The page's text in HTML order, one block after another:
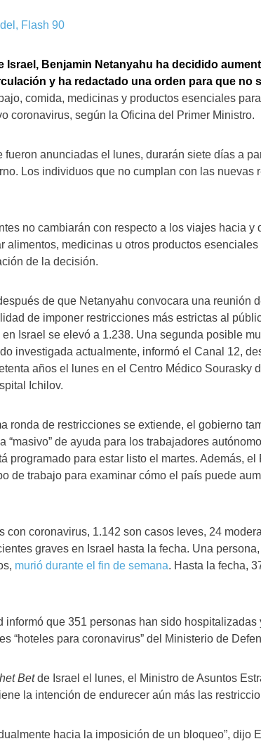
Flash 90
Israel, Benjamin Netanyahu ha decidido
y ha redactado una orden para que no
comida, medicinas y productos esenciales
coronavirus, según la Oficina del Primer Ministro.
fueron anunciadas el lunes, durarán siete días a
Los individuos que no cumplan con las nuevas
no cambiarán con respecto a los viajes hacia y
alimentos, medicinas u otros productos
de la decisión.
de que Netanyahu convocara una reunión
de imponer restricciones más estrictas al
Israel se elevó a 1.238. Una segunda posible
investigada actualmente, informó el Canal 12,
años el lunes en el Centro Médico Sourasky
Ichilov.
ronda de restricciones se extiende, el gobierno
“masivo” de ayuda para los trabajadores
programado para estar listo el martes. Además,
de trabajo para examinar cómo el país puede
con coronavirus, 1.142 son casos leves, 24
graves en Israel hasta la fecha. Una
murió durante el fin de semana. Hasta la fecha,
informó que 351 personas han sido hospitalizadas
“hoteles para coronavirus” del Ministerio de
Betde Israel el lunes, el Ministro de Asuntos
la intención de endurecer aún más las
hacia la imposición de un bloqueo”, dijo